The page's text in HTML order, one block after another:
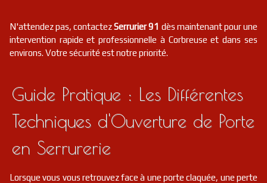
N'attendez pas, contactezSerrurier 91 dès maintenant pour une
intervention rapide et professionnelle à Corbreuse et dans ses
environs. Votre sécurité est notre priorité.
Guide Pratique : Les Différentes
Techniques d'Ouverture de Porte
en Serrurerie
Lorsque vous vous retrouvez face à une porte claquée, une perte